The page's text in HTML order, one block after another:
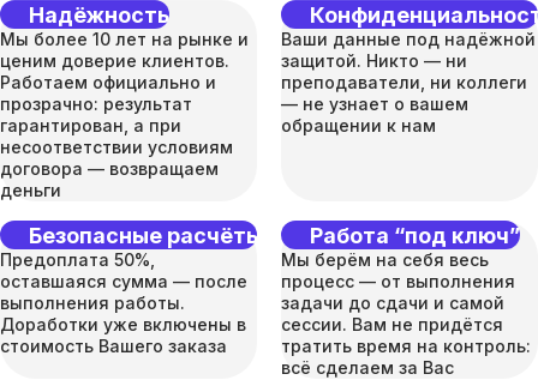
Надёжность
Мы более 10 лет на рынке и
ценим доверие клиентов.
Работаем официально и
прозрачно: результат
гарантирован, а при
несоответствии условиям
договора — возвращаем
деньги
Ваши данные под надёжной
защитой. Никто — ни
преподаватели, ни коллеги
— не узнает о вашем
обращении к нам
Безопасные расчёты
Предоплата 50%,
оставшаяся сумма — после
выполнения работы.
Доработки уже включены в
стоимость Вашего заказа
Работа “под ключ”
Мы берём на себя весь
процесс — от выполнения
задачи до сдачи и самой
сессии. Вам не придётся
тратить время на контроль:
всё сделаем за Вас